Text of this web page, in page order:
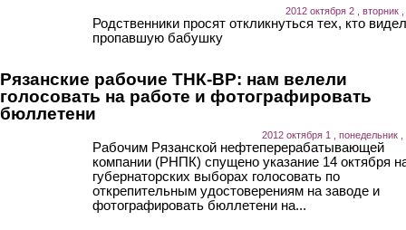
2012 октября 2 , вторник
Родственники просят откликнуться тех, кто видел
пропавшую бабушку
Рязанские рабочие ТНК-ВР: нам велели
голосовать на работе и фотографировать
бюллетени
2012 октября 1 , понедельник ,
Рабочим Рязанской нефтеперерабатывающей
компании (РНПК) спущено указание 14 октября
губернаторских выборах голосовать по
открепительным удостоверениям на заводе и
фотографировать бюллетени на...